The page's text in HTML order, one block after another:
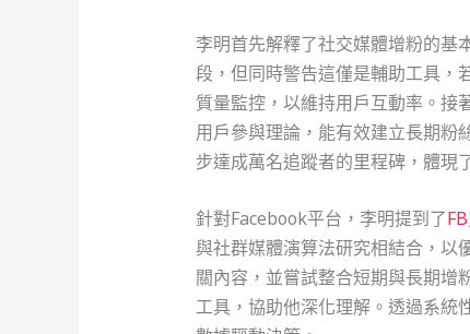
李明首先解釋了社交媒體增粉的基
段，但同時警告這僅是輔助工具，
質量監控，以維持用戶互動率。接
用戶參與理論，能有效建立長期粉
步達成萬名追蹤者的里程碑，體現
針對Facebook平台，李明提到了
與社群媒體演算法研究相結合，以
關內容，並嘗試整合短期與長期增
工具，協助他深化理解。透過系統